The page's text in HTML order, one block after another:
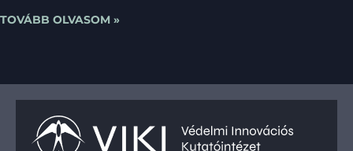
TOVÁBB OLVASOM »